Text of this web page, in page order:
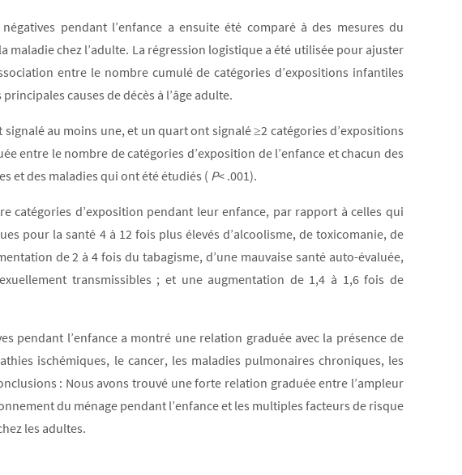
pendant l’enfance a ensuite été comparé à des mesures du
maladie chez l’adulte. La régression logistique a été utilisée pour ajuster
entre le nombre cumulé de catégories d’expositions infantiles
causes de décès à l’âge adulte.
au moins une, et un quart ont signalé ≥2 catégories d’expositions
entre le nombre de catégories d’exposition de l’enfance et chacun des
et des maladies qui ont été étudiés ( P< .001).
catégories d’exposition pendant leur enfance, par rapport à celles qui
pour la santé 4 à 12 fois plus élevés d’alcoolisme, de toxicomanie, de
de 2 à 4 fois du tabagisme, d’une mauvaise santé auto-évaluée,
transmissibles ; et une augmentation de 1,4 à 1,6 fois de
pendant l’enfance a montré une relation graduée avec la présence de
ischémiques, le cancer, les maladies pulmonaires chroniques, les
: Nous avons trouvé une forte relation graduée entre l’ampleur
du ménage pendant l’enfance et les multiples facteurs de risque
les adultes.